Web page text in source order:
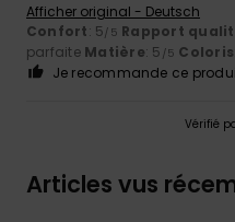
Afficher original - Deutsch
Confort: 5/5 Rapport
parfaite Matière: 5 /5 Coloris
Je recommande ce
Vérifié
Articles vus